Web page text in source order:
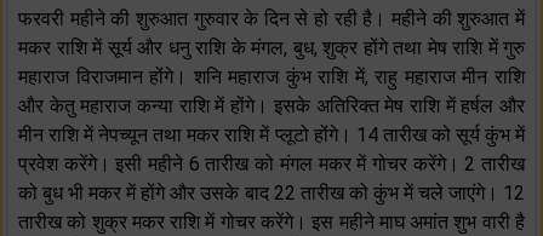
फरवरी महीने की शुरुआत गुरुवार के दिन से हो रही है। महीने की शुरुआत में
मकर राशि में सूर्य और धनु राशि के मंगल, बुध, शुक्र होंगे तथा मेष राशि में गुरु
महाराज विराजमान होंगे। शनि महाराज कुंभ राशि में, राहु महाराज मीन राशि
और केतु महाराज कन्या राशि में होंगे। इसके अतिरिक्त मेष राशि में हर्षल और
मीन राशि में नेपच्यून तथा मकर राशि में प्लूटो होंगे। 14 तारीख को सूर्य कुंभ में
प्रवेश करेंगे। इसी महीने 6 तारीख को मंगल मकर में गोचर करेंगे। 2 तारीख
को बुध भी मकर में होंगे और उसके बाद 22 तारीख को कुंभ में चले जाएंगे। 12
तारीख को शुक्र मकर राशि में गोचर करेंगे। इस महीने माघ अमांत शुभ वारी है